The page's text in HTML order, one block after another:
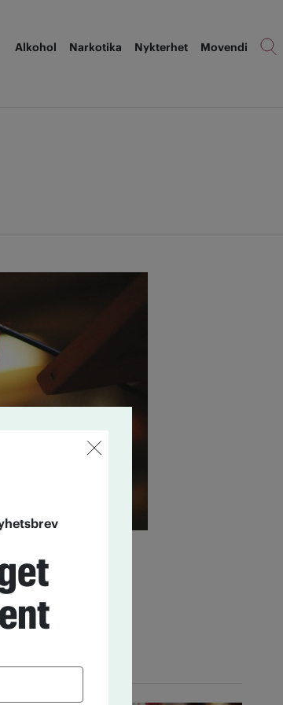
Alkohol Narkotika Nykterhet Movendi
inte